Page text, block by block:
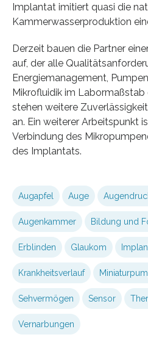
Implantat imitiert quasi die
Kammerwasserproduktion
Derzeit bauen die Partner
auf, der alle
Energiemanagement,
Mikrofluidik im
stehen weitere
an. Ein weiterer Arbeitspunkt
Verbindung des
des Implantats.
Augapfel Auge
Augenkammer Bildung und
Erblinden Glaukom
Krankheitsverlauf
Sehvermögen Sensor
Vernarbungen